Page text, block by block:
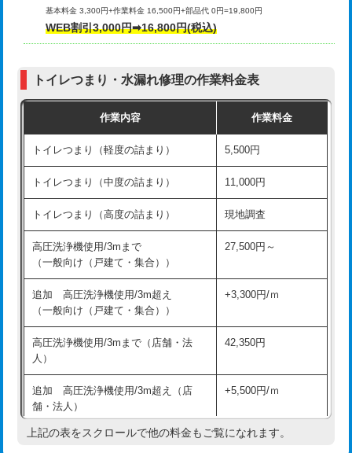
基本料金 3,300円+作業料金 16,500円+部品代 0円=19,800円
WEB割引3,000円➡16,800円(税込)
トイレつまり・水漏れ修理の作業料金表
作業内容 作業料金
トイレつまり（軽度の詰まり） 5,500円
トイレつまり（中度の詰まり） 11,000円
トイレつまり（高度の詰まり） 現地調査
高圧洗浄機使用/3mまで
（一般向け（戸建て・集合））
27,500円～
追加 高圧洗浄機使用/3m超え
（一般向け（戸建て・集合））
+3,300円/ｍ
高圧洗浄機使用/3mまで（店舗・法
人）
42,350円
追加 高圧洗浄機使用/3m超え（店
舗・法人）
+5,500円/ｍ
高度高圧洗浄換 現地調査
上記の表をスクロールで他の料金もご覧になれます。